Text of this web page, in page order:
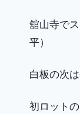
舘山寺で
平）
白板の次
初ロット